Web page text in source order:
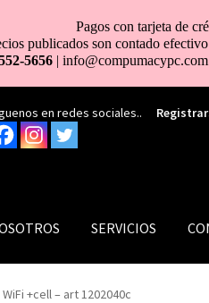
en redes sociales..
SERVICIOS
WiFi +cell – art 1202040c
Pagos con tarjeta de
publicados son contado
5656 |